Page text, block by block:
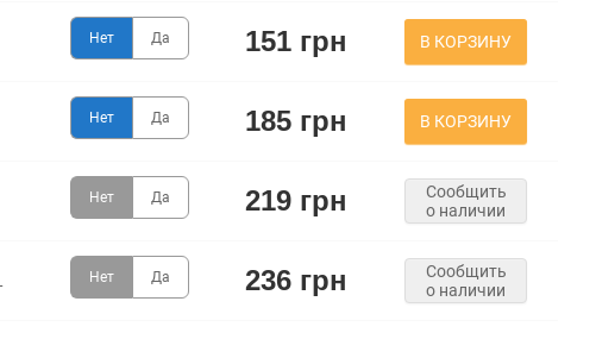
Нет Да 151 грн В КОРЗИНУ
Нет Да 185 грн В КОРЗИНУ
Нет Да 219 грн
Сообщить
о наличии
Нет Да 236 грн
Сообщить
о наличии